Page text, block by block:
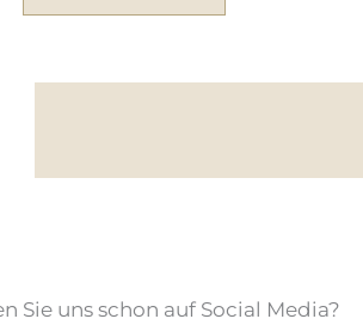
Sie uns schon auf Social Media?